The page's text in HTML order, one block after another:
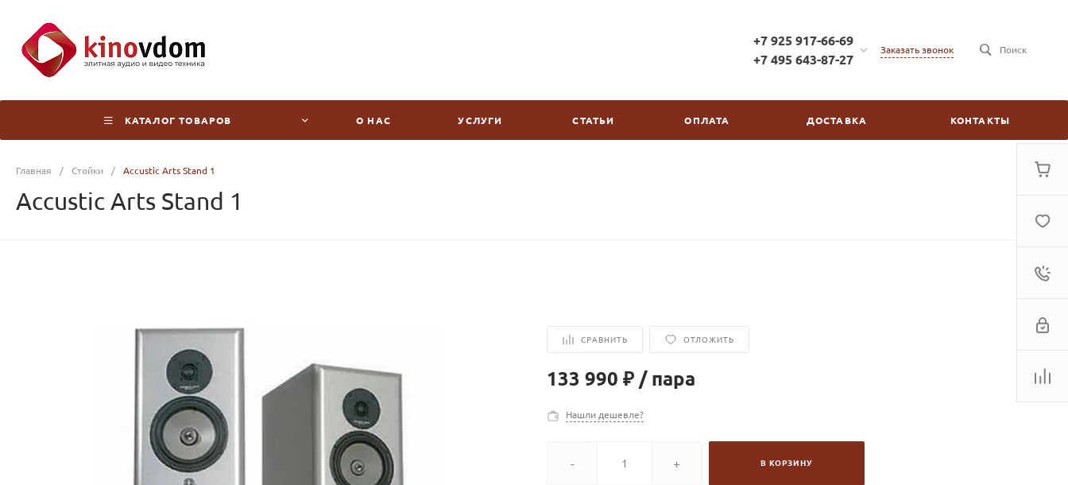
+7 925 917-66-69
+7 495 643-87-27
д.2/30
Заказать звонок Поиск
КАТАЛОГ ТОВАРОВ О НАС УСЛУГИ СТАТЬИ ОПЛАТА ДОСТАВКА КОНТАКТЫ
Главная / Стойки / Accustic Arts Stand 1
Accustic Arts Stand 1
СРАВНИТЬ ОТЛОЖИТЬ
133 990 ₽ / пара
Нашли дешевле?
- + В КОРЗИНУ